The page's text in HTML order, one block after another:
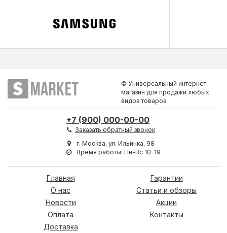
© Универсальный интернет-
магазин для продажи любых
видов товаров
+7 (900) 000-00-00
Заказать обратный звонок
г. Москва, ул. Ильинка, 98
Время работы: Пн-Вс 10-19
Главная
О нас
Новости
Оплата
Доставка
Гарантии
Статьи и обзоры
Акции
Контакты